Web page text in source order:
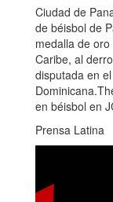
Ciudad de
de béisbol de
medalla de
Caribe, al
disputada en
en béisbol en
Prensa Latina